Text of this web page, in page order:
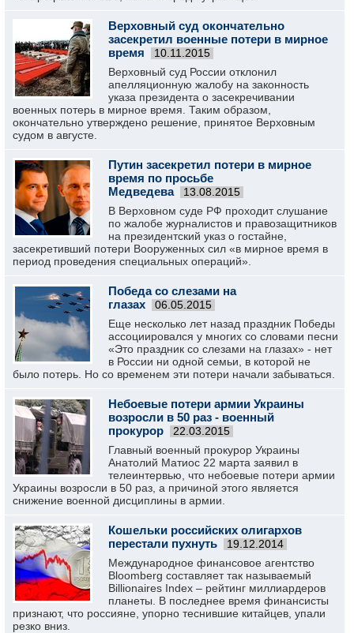
Верховный суд окончательно
засекретил военные потери в мирное
время
10.11.2015
Верховный суд России отклонил
апелляционную жалобу на законность
указа президента о засекречивании
военных потерь в мирное время. Таким образом,
окончательно утверждено решение, принятое Верховным
судом в августе.
Путин засекретил потери в мирное
время по просьбе
Медведева
13.08.2015
В Верховном суде РФ проходит слушание
по жалобе журналистов и правозащитников
на президентский указ о гостайне,
засекретивший потери Вооруженных сил «в мирное время в
период проведения специальных операций».
Победа со слезами на
глазах
06.05.2015
Еще несколько лет назад праздник Победы
ассоциировался у многих со словами песни
«Это праздник со слезами на глазах» - нет
в России ни одной семьи, в которой не
было потерь. Но со временем эти потери начали забываться.
Небоевые потери армии Украины
возросли в 50 раз - военный
прокурор
22.03.2015
Главный военный прокурор Украины
Анатолий Матиос 22 марта заявил в
телеинтервью, что небоевые потери армии
Украины возросли в 50 раз, а причиной этого является
снижение военной дисциплины в армии.
Кошельки российских олигархов
перестали пухнуть
19.12.2014
Международное финансовое агентство
Bloomberg составляет так называемый
Billionaires Index – рейтинг миллиардеров
планеты. В последнее время финансисты
признают, что россияне, упорно теснившие китайцев, упали
резко вниз.